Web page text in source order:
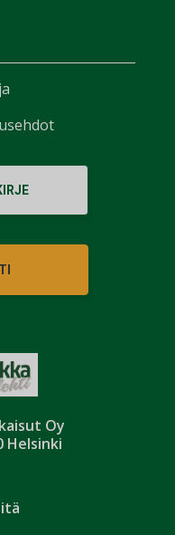
Oy
Helsinki